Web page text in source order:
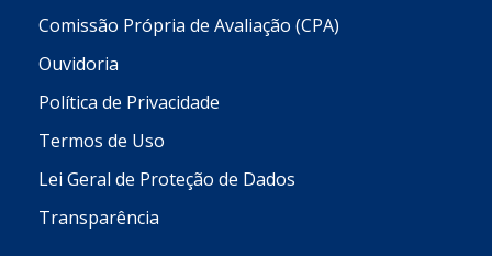
Comissão Própria de Avaliação (CPA)
Ouvidoria
Política de Privacidade
Termos de Uso
Lei Geral de Proteção de Dados
Transparência